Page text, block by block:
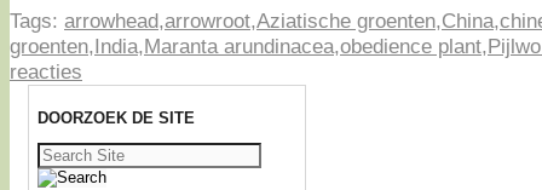
Tags: arrowhead,arrowroot,Aziatische groenten,China,
groenten,India,Maranta arundinacea,obedience plant,
reacties
DOORZOEK DE SITE
Zoeken
naar: